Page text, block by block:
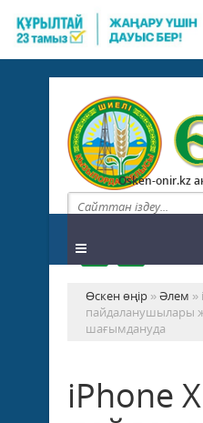
Osken-onir.kz
Өскен өңір »Әлем »
пайдаланушылары
шағымдануда
iPhone Х